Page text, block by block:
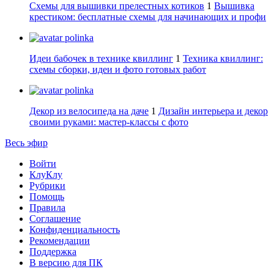
Схемы для вышивки прелестных котиков 1 Вышивка
крестиком: бесплатные схемы для начинающих и профи
polinka
Идеи бабочек в технике квиллинг 1 Техника квиллинг:
схемы сборки, идеи и фото готовых работ
polinka
Декор из велосипеда на даче 1 Дизайн интерьера и декор
своими руками: мастер-классы с фото
Весь эфир
Войти
КлуКлу
Рубрики
Помощь
Правила
Соглашение
Конфиденциальность
Рекомендации
Поддержка
В версию для ПК